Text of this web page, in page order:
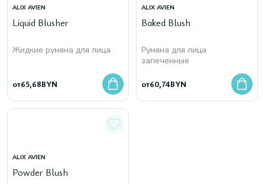
ALIX AVIEN
Liquid Blusher
Жидкие румяна для лица
от65,68BYN
ALIX AVIEN
Baked Blush
Румяна для лица
запеченные
от60,74BYN
ALIX AVIEN
Powder Blush